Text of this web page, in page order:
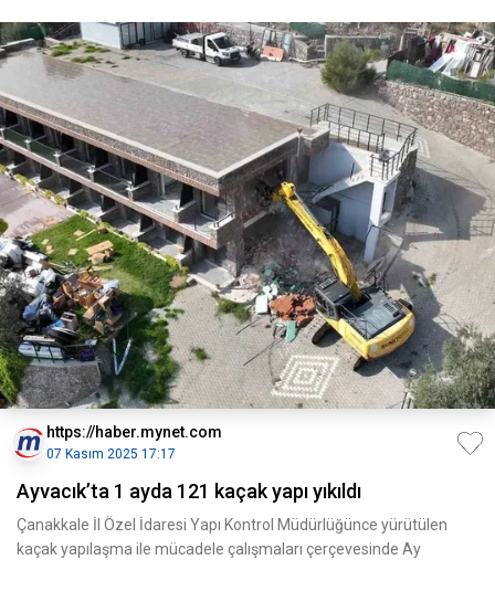
https://haber.mynet.com
07 Kasım 2025 17:17
Ayvacık’ta 1 ayda 121 kaçak yapı yıkıldı
Çanakkale İl Özel İdaresi Yapı Kontrol Müdürlüğünce yürütülen
kaçak yapılaşma ile mücadele çalışmaları çerçevesinde Ay